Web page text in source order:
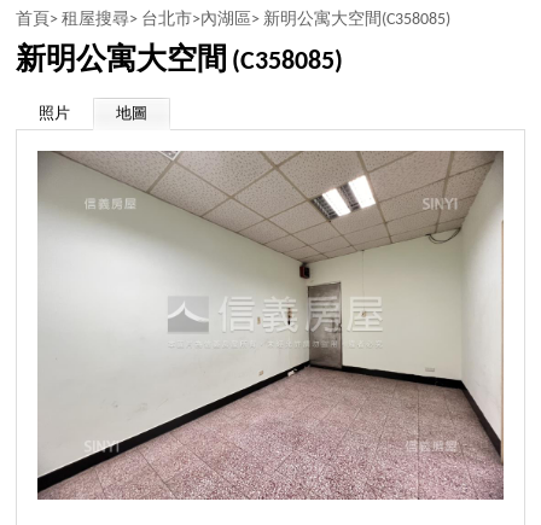
首頁> 租屋搜尋> 台北市>內湖區> 新明公寓大空間 (C358085)
新明公寓大空間 (C358085)
照片 地圖